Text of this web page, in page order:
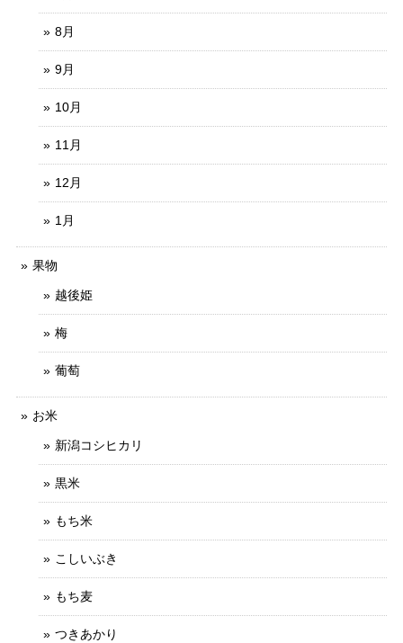
8月
9月
10月
11月
12月
1月
果物
越後姫
梅
葡萄
お米
新潟コシヒカリ
黒米
もち米
こしいぶき
もち麦
つきあかり